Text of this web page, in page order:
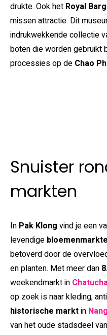
drukte. Ook het Royal
missen attractie. Dit
indrukwekkende collectie
boten die worden gebruikt
processies op de Chao
Snuister
markten
In Pak Klong vind je een
levendige
betoverd door de
en planten. Met meer dan
weekendmarkt in
op zoek is naar kleding,
historische marktin
van het oude stadsdeel